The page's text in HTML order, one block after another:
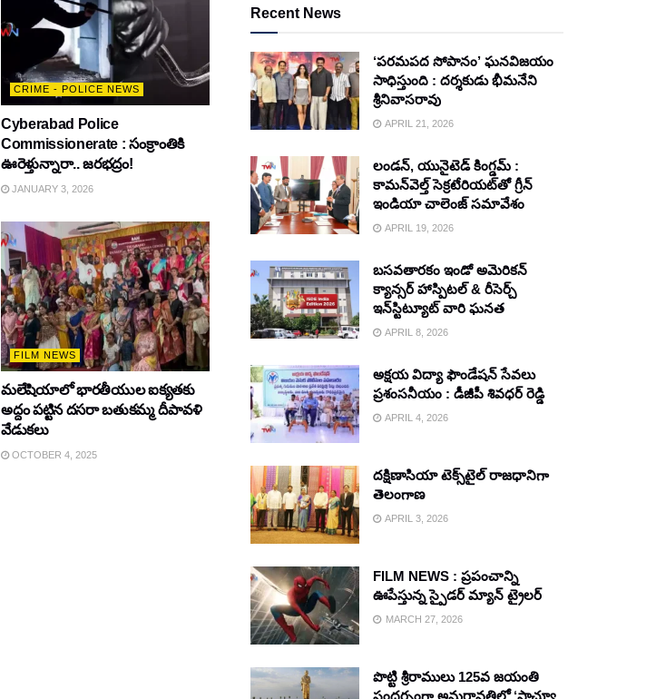
CRIME - POLICE NEWS
Cyberabad Police
Commissionerate : సంక్రాంతికి
ఊరెళ్తున్నారా.. జరభద్రం!
JANUARY 3, 2026
FILM NEWS
మలేషియాలో భారతీయుల ఐక్యతకు
అద్దం పట్టిన దసరా బతుకమ్మ దీపావళి
వేడుకలు
OCTOBER 4, 2025
Recent News
‘పరమపద సోపానం’ ఘనవిజయం
సాధిస్తుంది : దర్శకుడు భీమనేని
శ్రీనివాసరావు
APRIL 21, 2026
లండన్, యునైటెడ్ కింగ్డమ్ :
కామన్‌వెల్త్ సెక్రటేరియట్‌తో గ్రీన్
ఇండియా చాలెంజ్ సమావేశం
APRIL 19, 2026
బసవతారకం ఇండో అమెరికన్
క్యాన్సర్ హాస్పిటల్ & రీసెర్చ్
ఇన్‌స్టిట్యూట్ వారి ఘనత
APRIL 8, 2026
అక్షయ విద్యా ఫౌండేషన్ సేవలు
ప్రశంసనీయం : డీజీపీ శివధర్ రెడ్డి
APRIL 4, 2026
దక్షిణాసియా టెక్స్‌టైల్ రాజధానిగా
తెలంగాణ
APRIL 3, 2026
FILM NEWS : ప్రపంచాన్ని
ఊపేస్తున్న స్పైడర్ మ్యాన్ ట్రైలర్
MARCH 27, 2026
పొట్టి శ్రీరాములు 125వ జయంతి
సందర్భంగా అమరావతిలో ‘స్టాచ్యూ